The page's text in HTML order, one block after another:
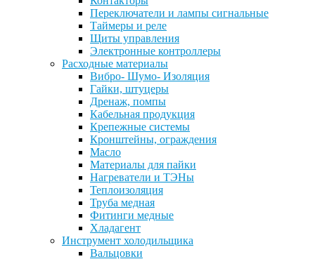
Переключатели и лампы сигнальные
Таймеры и реле
Щиты управления
Электронные контроллеры
Расходные материалы
Вибро- Шумо- Изоляция
Гайки, штуцеры
Дренаж, помпы
Кабельная продукция
Крепежные системы
Кронштейны, ограждения
Масло
Материалы для пайки
Нагреватели и ТЭНы
Теплоизоляция
Труба медная
Фитинги медные
Хладагент
Инструмент холодильщика
Вальцовки